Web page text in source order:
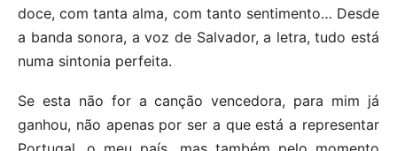
doce, com tanta alma, com tanto sentimento… Desde
a banda sonora, a voz de Salvador, a letra, tudo está
numa sintonia perfeita.
Se esta não for a canção vencedora, para mim já
ganhou, não apenas por ser a que está a representar